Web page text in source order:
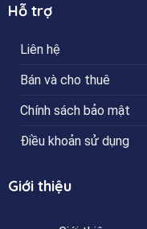
Hỗ trợ
Liên hệ
Bán và cho thuê
Chính sách bảo mật
Điều khoản sử dụng
Giới thiệu